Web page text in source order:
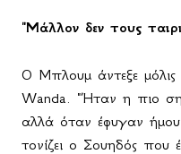
"Μάλλον δεν τους
Ο Μπλουμ άντεξε
Wanda . "Ήταν η πιο
αλλά όταν έφυγαν
τονίζει ο Σουηδός που